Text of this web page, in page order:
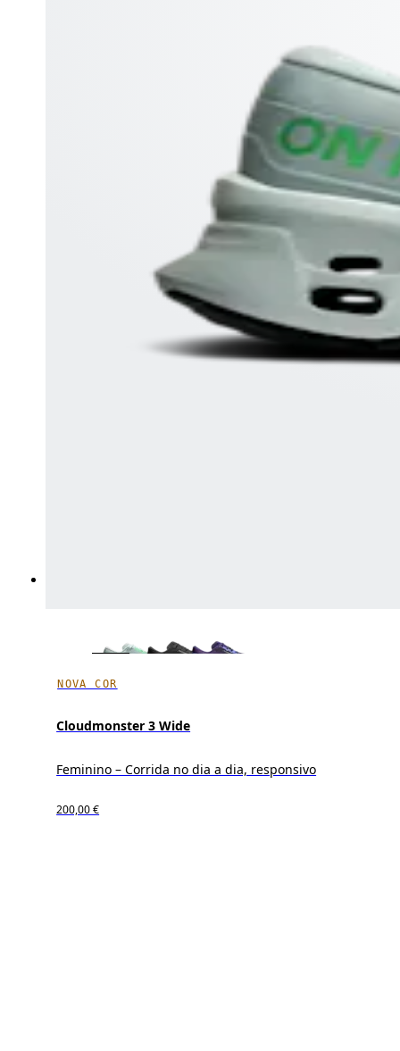
NOVA COR
Cloudmonster 3 Wide
Feminino – Corrida no dia a dia, responsivo
200,00 €